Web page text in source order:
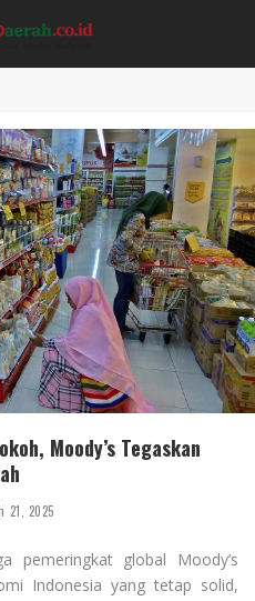
Moody’s Tegaskan
21, 2025
pemeringkat global Moody’s
Indonesia yang tetap solid,